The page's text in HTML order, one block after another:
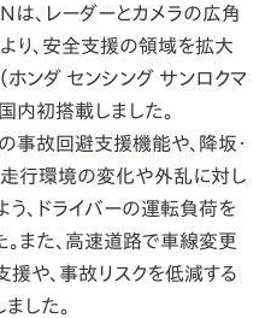
、レーダーとカメラの広角
り、安全支援の領域を拡大
ンダ センシング サンロクマ
内初搭載しました。
故回避支援機能や、降坂・
行環境の変化や外乱に対し
、ドライバーの運転負荷を
また、高速道路で車線変更
や、事故リスクを低減する
した。